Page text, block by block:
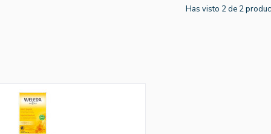
Has visto 2 de 2